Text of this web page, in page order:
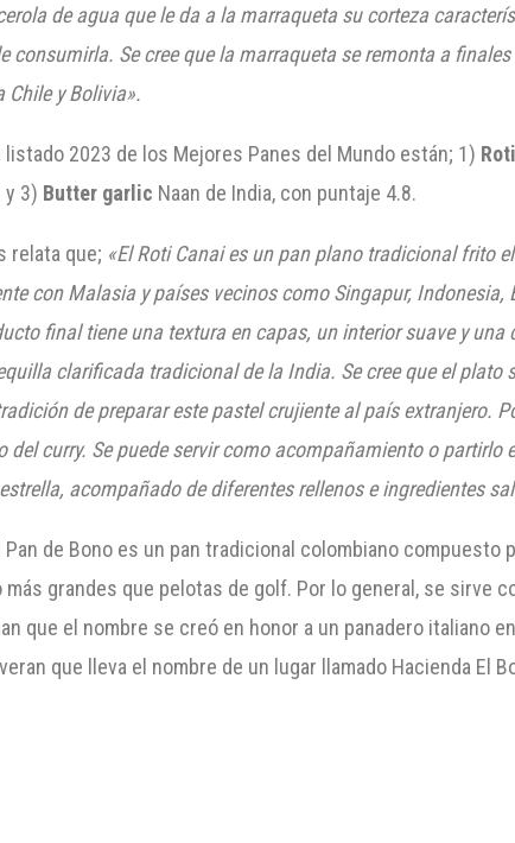
de agua que le da a la marraqueta su corteza
consumirla. Se cree que la marraqueta se remonta a
Chile y Bolivia».
2023 de los Mejores Panes del Mundo están; 1)
y 3) Butter garlic Naan de India, con puntaje 4.8.
relata que; «El Roti Canai es un pan plano tradicional frito
con Malasia y países vecinos como Singapur,
final tiene una textura en capas, un interior suave y
clarificada tradicional de la India. Se cree que el
de preparar este pastel crujiente al país extranjero.
curry. Se puede servir como acompañamiento o partirlo
acompañado de diferentes rellenos e ingredientes
Pan de Bono es un pan tradicional colombiano compuesto
grandes que pelotas de golf. Por lo general, se sirve
que el nombre se creó en honor a un panadero italiano
que lleva el nombre de un lugar llamado Hacienda El